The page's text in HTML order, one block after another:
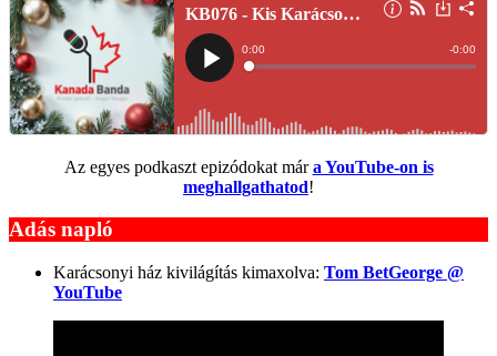
Az egyes podkaszt epizódokat mára YouTube-on is
meghallgathatod!
Adás napló
Karácsonyi ház kivilágítás kimaxolva: Tom BetGeorge @
YouTube